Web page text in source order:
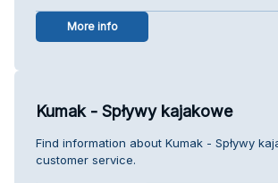
More info
Kumak - Spływy kajakowe
Find information about Kumak - Spływy
customer service.